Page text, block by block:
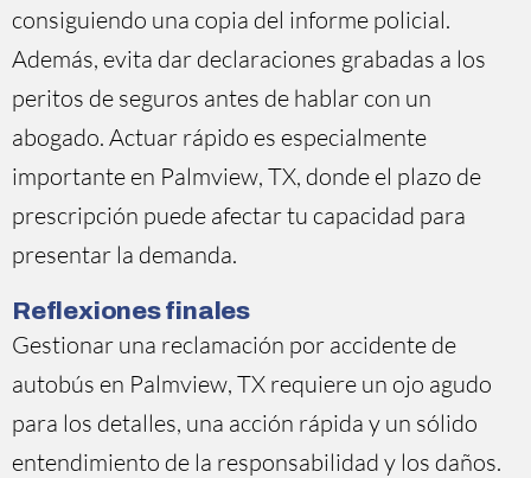
consiguiendo una copia del informe policial.
Además, evita dar declaraciones grabadas a los
peritos de seguros antes de hablar con un
abogado. Actuar rápido es especialmente
importante en Palmview, TX, donde el plazo de
prescripción puede afectar tu capacidad para
presentar la demanda.
Reflexiones finales
Gestionar una reclamación por accidente de
autobús en Palmview, TX requiere un ojo agudo
para los detalles, una acción rápida y un sólido
entendimiento de la responsabilidad y los daños.